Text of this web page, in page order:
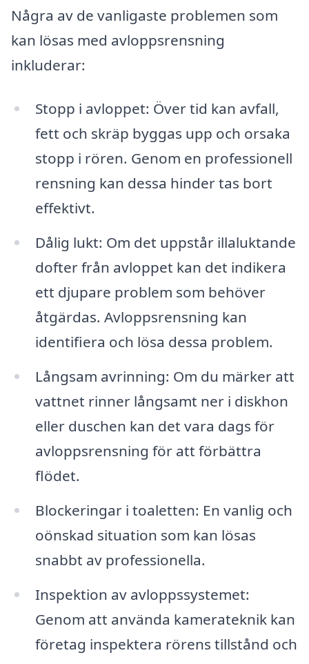
Några av de vanligaste problemen som
kan lösas med avloppsrensning
inkluderar:
Stopp i avloppet: Över tid kan avfall,
fett och skräp byggas upp och orsaka
stopp i rören. Genom en professionell
rensning kan dessa hinder tas bort
effektivt.
Dålig lukt: Om det uppstår illaluktande
dofter från avloppet kan det indikera
ett djupare problem som behöver
åtgärdas. Avloppsrensning kan
identifiera och lösa dessa problem.
Långsam avrinning: Om du märker att
vattnet rinner långsamt ner i diskhon
eller duschen kan det vara dags för
avloppsrensning för att förbättra
flödet.
Blockeringar i toaletten: En vanlig och
oönskad situation som kan lösas
snabbt av professionella.
Inspektion av avloppssystemet:
Genom att använda kamerateknik kan
företag inspektera rörens tillstånd och